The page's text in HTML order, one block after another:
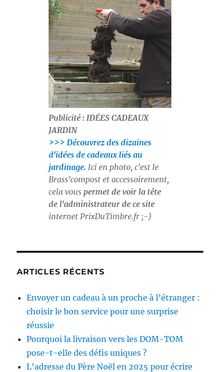
Publicité : IDÉES CADEAUX
JARDIN
>>> Découvrez des dizaines
d'idées de cadeaux liés au
jardinage. Ici en photo, c'est le
Brass'compost et accessoirement,
cela vous permet de voir la tête
de l'administrateur de ce site
internet PrixDuTimbre.fr ;-)
ARTICLES RÉCENTS
Envoyer un cadeau à un proche à l’étranger :
choisir le bon service pour une surprise
réussie
Pourquoi la livraison vers les DOM-TOM
pose-t-elle des défis uniques ?
L’adresse du Père Noël en 2025 pour écrire